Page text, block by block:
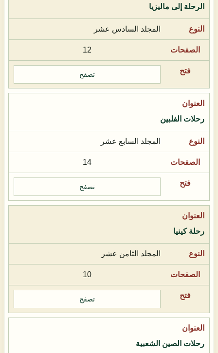
الرحلة إلى ماليزيا
المجلد السادس عشر
12
تصفح
رحلات الفلبين
المجلد السابع عشر
14
تصفح
رحلة كينيا
المجلد الثامن عشر
10
تصفح
رحلات الصين الشعبية